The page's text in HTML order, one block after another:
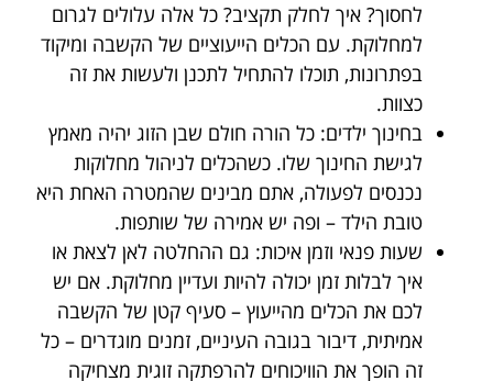
לחסוך? איך לחלק תקציב? כל אלה עלולים לגרום
למחלוקת. עם הכלים הייעוציים של הקשבה ומיקוד
בפתרונות, תוכלו להתחיל לתכנן ולעשות את זה
כצוות.
בחינוך ילדים: כל הורה חולם שבן הזוג יהיה מאמץ
לגישת החינוך שלו. כשהכלים לניהול מחלוקות
נכנסים לפעולה, אתם מבינים שהמטרה האחת היא
טובת הילד – ופה יש אמירה של שותפות.
שעות פנאי וזמן איכות: גם ההחלטה לאן לצאת או
איך לבלות זמן יכולה להיות ועדיין מחלוקת. אם יש
לכם את הכלים מהייעוץ – סעיף קטן של הקשבה
אמיתית, דיבור בגובה העיניים, זמנים מוגדרים – כל
זה הופך את הוויכוחים להרפתקה זוגית מצחיקה